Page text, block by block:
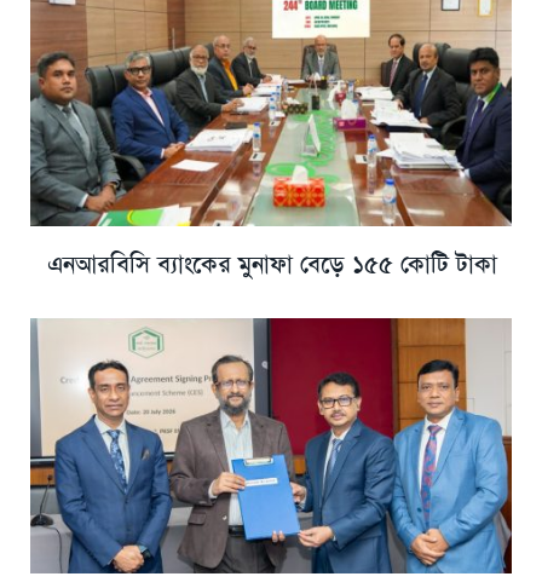
এনআরবিসি ব্যাংকের মুনাফা বেড়ে ১৫৫ কোটি টাকা